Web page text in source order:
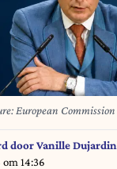
European Commission
doorVanille Dujardin
14:36